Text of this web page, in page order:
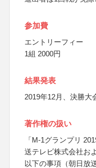
参加費
エントリーフィー
1組 2000円
結果発表
2019年12月、決勝大
著作権の扱い
「M-1グランプリ
送テレビ株式会社お
以下の事項（朝日放